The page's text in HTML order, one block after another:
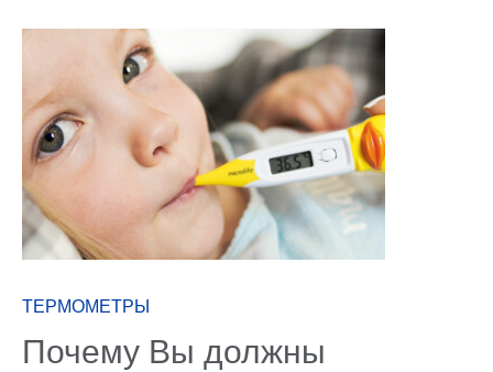
ТЕРМОМЕТРЫ
Почему Вы должны